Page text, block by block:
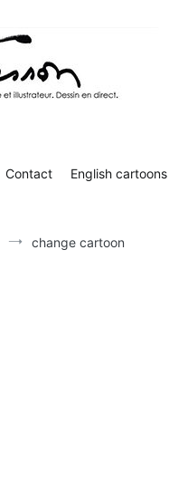
Contact English cartoons
change cartoon